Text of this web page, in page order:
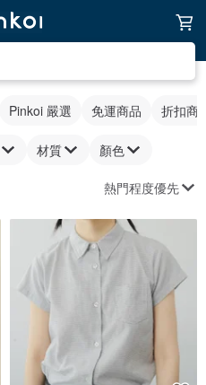
Pinkoi 嚴選 免運商品 折扣商
材質 顏色
熱門程度優先